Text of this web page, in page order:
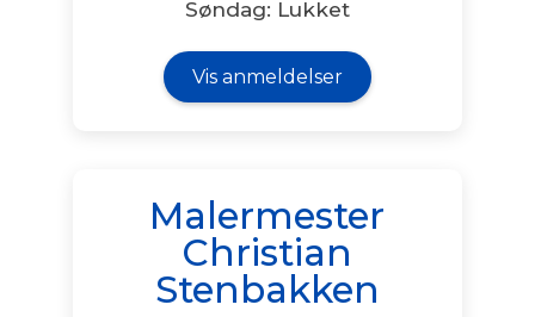
Søndag: Lukket
Vis anmeldelser
Malermester
Christian
Stenbakken